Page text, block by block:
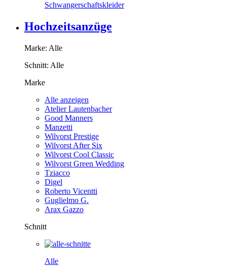
Schwangerschaftskleider
Hochzeitsanzüge
Marke: Alle
Schnitt: Alle
Marke
Alle anzeigen
Atelier Lautenbacher
Good Manners
Manzetti
Wilvorst Prestige
Wilvorst After Six
Wilvorst Cool Classic
Wilvorst Green Wedding
Tziacco
Digel
Roberto Vicentti
Guglielmo G.
Arax Gazzo
Schnitt
Alle